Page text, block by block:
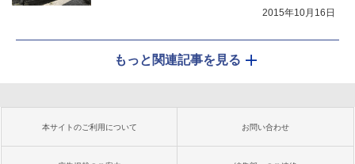
2015年10月16日
もっと関連記事を見る
本サイトのご利用について お問い合わせ